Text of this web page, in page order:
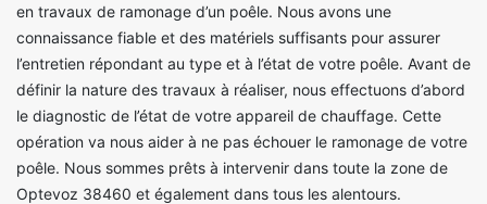
en travaux de ramonage d’un poêle. Nous avons une
connaissance fiable et des matériels suffisants pour assurer
l’entretien répondant au type et à l’état de votre poêle. Avant de
définir la nature des travaux à réaliser, nous effectuons d’abord
le diagnostic de l’état de votre appareil de chauffage. Cette
opération va nous aider à ne pas échouer le ramonage de votre
poêle. Nous sommes prêts à intervenir dans toute la zone de
Optevoz 38460 et également dans tous les alentours.